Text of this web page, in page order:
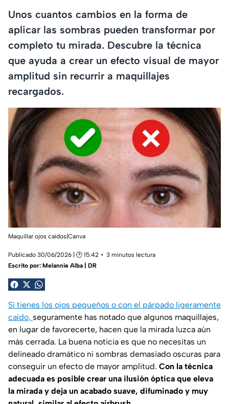
Unos cuantos cambios en la forma de
aplicar las sombras pueden transformar por
completo tu mirada. Descubre la técnica
que ayuda a crear un efecto visual de mayor
amplitud sin recurrir a maquillajes
recargados.
Maquillar ojos caídos|Canva
Publicado 30/06/2026 | 🕑 15:42
3 minutos lectura
Escrito por: Melannie Alba | DR
Si tienes los ojos pequeños o con el párpado ligeramente
caído, seguramente has notado que algunos maquillajes,
en lugar de favorecerte, hacen que la mirada luzca aún
más cerrada. La buena noticia es que no necesitas un
delineado dramático ni sombras demasiado oscuras para
conseguir un efecto de mayor amplitud. Con la técnica
adecuada es posible crear una ilusión óptica que eleva
la mirada y deja un acabado suave, difuminado y muy